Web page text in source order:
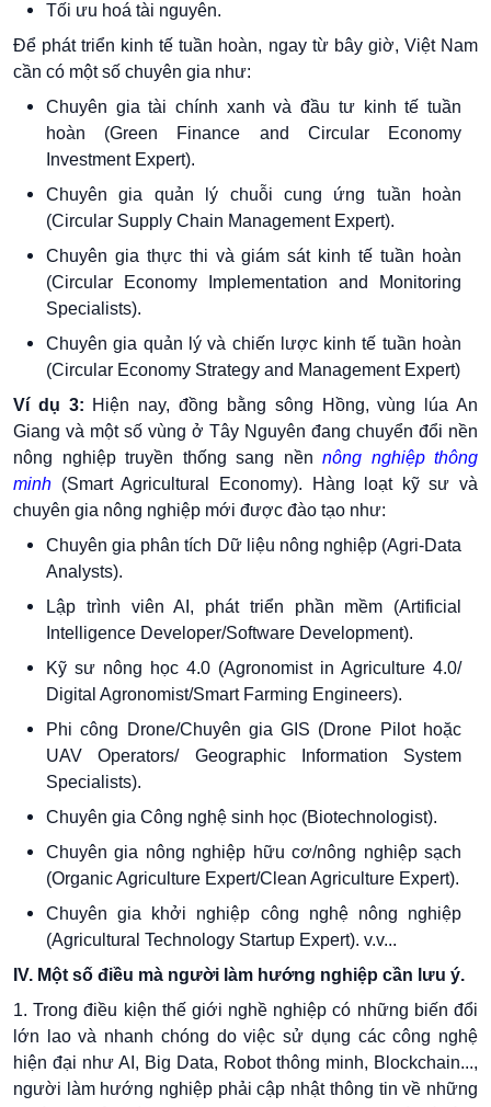
Tối ưu hoá tài nguyên.
Để phát triển kinh tế tuần hoàn, ngay từ bây giờ, Việt Nam
cần có một số chuyên gia như:
Chuyên gia tài chính xanh và đầu tư kinh tế tuần
hoàn (Green Finance and Circular Economy
Investment Expert).
Chuyên gia quản lý chuỗi cung ứng tuần hoàn
(Circular Supply Chain Management Expert).
Chuyên gia thực thi và giám sát kinh tế tuần hoàn
(Circular Economy Implementation and Monitoring
Specialists).
Chuyên gia quản lý và chiến lược kinh tế tuần hoàn
(Circular Economy Strategy and Management Expert)
Ví dụ 3: Hiện nay, đồng bằng sông Hồng, vùng lúa An
Giang và một số vùng ở Tây Nguyên đang chuyển đổi nền
nông nghiệp truyền thống sang nền nông nghiệp thông
minh (Smart Agricultural Economy). Hàng loạt kỹ sư và
chuyên gia nông nghiệp mới được đào tạo như:
Chuyên gia phân tích Dữ liệu nông nghiệp (Agri-Data
Analysts).
Lập trình viên AI, phát triển phần mềm (Artificial
Intelligence Developer/Software Development).
Kỹ sư nông học 4.0 (Agronomist in Agriculture 4.0/
Digital Agronomist/Smart Farming Engineers).
Phi công Drone/Chuyên gia GIS (Drone Pilot hoặc
UAV Operators/ Geographic Information System
Specialists).
Chuyên gia Công nghệ sinh học (Biotechnologist).
Chuyên gia nông nghiệp hữu cơ/nông nghiệp sạch
(Organic Agriculture Expert/Clean Agriculture Expert).
Chuyên gia khởi nghiệp công nghệ nông nghiệp
(Agricultural Technology Startup Expert). v.v...
IV. Một số điều mà người làm hướng nghiệp cần lưu ý.
1. Trong điều kiện thế giới nghề nghiệp có những biến đổi
lớn lao và nhanh chóng do việc sử dụng các công nghệ
hiện đại như AI, Big Data, Robot thông minh, Blockchain...,
người làm hướng nghiệp phải cập nhật thông tin về những